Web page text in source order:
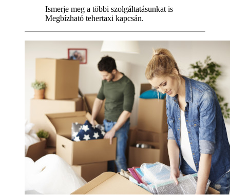
Ismerje meg a többi szolgáltatásunkat is
Megbízható tehertaxi kapcsán.